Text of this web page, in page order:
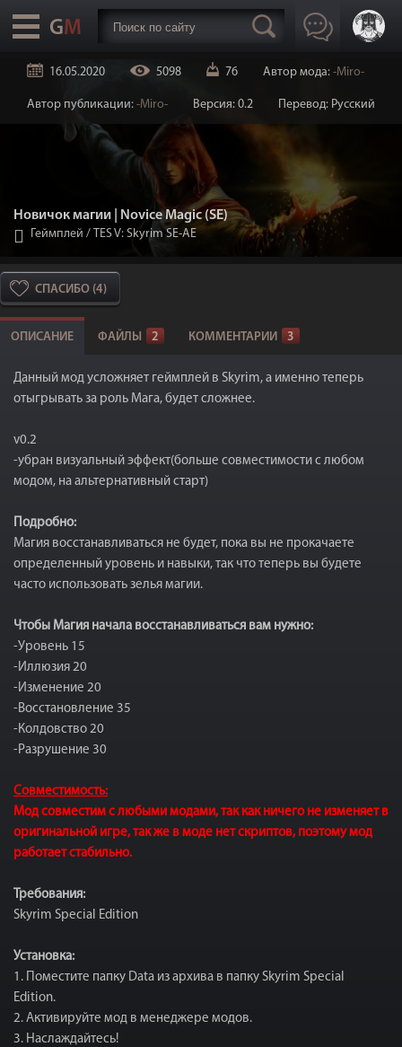
16.05.2020 5098 76 Автор мода: -Miro-
Автор публикации: -Miro- Версия: 0.2 Перевод: Русский
Новичок магии | Novice Magic (SE)
Геймплей / TES V: Skyrim SE-AE
СПАСИБО (4)
ОПИСАНИЕ ФАЙЛЫ 2 КОММЕНТАРИИ 3
Данный мод усложняет геймплей в Skyrim, а именно теперь
отыгрывать за роль Мага, будет сложнее.
v0.2
-убран визуальный эффект(больше совместимости с любом
модом, на альтернативный старт)
Подробно:
Магия восстанавливаться не будет, пока вы не прокачаете
определенный уровень и навыки, так что теперь вы будете
часто использовать зелья магии.
Чтобы Магия начала восстанавливаться вам нужно:
-Уровень 15
-Иллюзия 20
-Изменение 20
-Восстановление 35
-Колдовство 20
-Разрушение 30
Совместимость:
Мод совместим с любыми модами, так как ничего не изменяет в
оригинальной игре, так же в моде нет скриптов, поэтому мод
работает стабильно.
Требования:
Skyrim Special Edition
Установка:
1. Поместите папку Data из архива в папку Skyrim Special
Edition.
2. Активируйте мод в менеджере модов.
3. Наслаждайтесь!